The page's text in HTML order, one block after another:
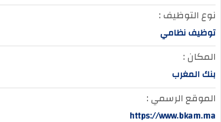
نوع التوظيف :
توظيف نظامي
المكان :
بنك المغرب
الموقع الرسمي :
https://www.bkam.ma